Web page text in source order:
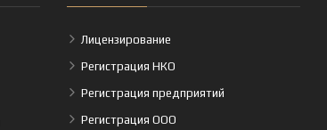
Лицензирование
Регистрация НКО
Регистрация предприятий
Регистрация ООО